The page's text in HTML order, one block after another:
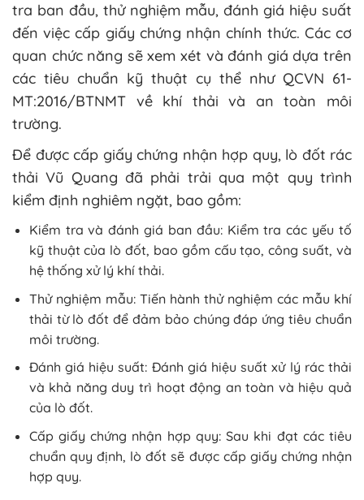
tra ban đầu, thử nghiệm mẫu, đánh giá hiệu suất
đến việc cấp giấy chứng nhận chính thức. Các cơ
quan chức năng sẽ xem xét và đánh giá dựa trên
các tiêu chuẩn kỹ thuật cụ thể như QCVN 61-
MT:2016/BTNMT về khí thải và an toàn môi
trường​.
Để được cấp giấy chứng nhận hợp quy, lò đốt rác
thải Vũ Quang đã phải trải qua một quy trình
kiểm định nghiêm ngặt, bao gồm:
Kiểm tra và đánh giá ban đầu: Kiểm tra các yếu tố
kỹ thuật của lò đốt, bao gồm cấu tạo, công suất, và
hệ thống xử lý khí thải.
Thử nghiệm mẫu: Tiến hành thử nghiệm các mẫu khí
thải từ lò đốt để đảm bảo chúng đáp ứng tiêu chuẩn
môi trường.
Đánh giá hiệu suất: Đánh giá hiệu suất xử lý rác thải
và khả năng duy trì hoạt động an toàn và hiệu quả
của lò đốt.
Cấp giấy chứng nhận hợp quy: Sau khi đạt các tiêu
chuẩn quy định, lò đốt sẽ được cấp giấy chứng nhận
hợp quy.